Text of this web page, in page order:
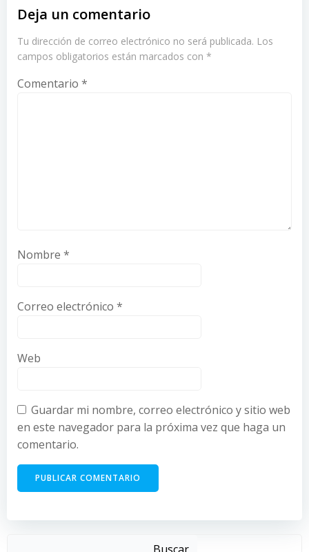
Deja un comentario
Tu dirección de correo electrónico no será publicada. Los
campos obligatorios están marcados con *
Comentario *
Nombre *
Correo electrónico *
Web
Guardar mi nombre, correo electrónico y sitio web
en este navegador para la próxima vez que haga un
comentario.